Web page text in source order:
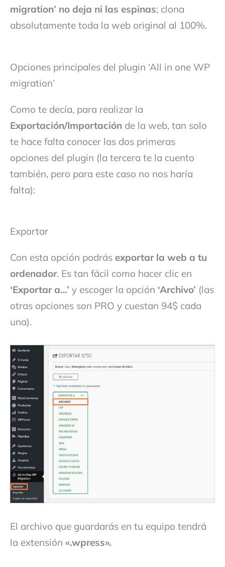
migration’ no deja ni las espinas; clona
absolutamente toda la web original al 100%.
Opciones principales del plugin ‘All in one WP
migration’
Como te decía, para realizar la
Exportación/Importación de la web, tan solo
te hace falta conocer las dos primeras
opciones del plugin (la tercera te la cuento
también, pero para este caso no nos haría
falta):
Exportar
Con esta opción podrás exportar la web a tu
ordenador. Es tan fácil como hacer clic en
‘Exportar a…’ y escoger la opción ‘Archivo’ (las
otras opciones son PRO y cuestan 94$ cada
una).
El archivo que guardarás en tu equipo tendrá
la extensión «.wpress».